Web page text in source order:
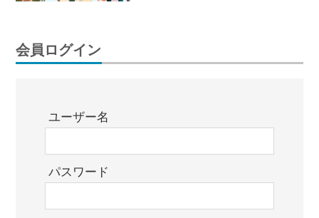
会員ログイン
ユーザー名
パスワード